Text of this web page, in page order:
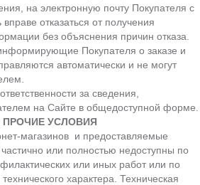
на электронную почту Покупателя с
отказаться от получения
без объяснения причин отказа.
Покупателя о заказе и
автоматически и не могут
за сведения,
на Сайте в общедоступной форме.
ПРОЧИЕ УСЛОВИЯ
магазинов и предоставляемые
или полностью недоступны по
или иных работ или по
характера. Техническая